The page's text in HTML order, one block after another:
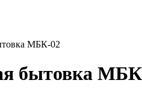
МБК-02
бытовка